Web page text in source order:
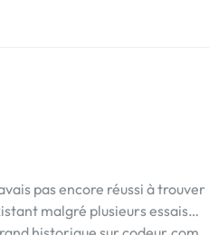
pas encore réussi à trouver
malgré plusieurs essais…